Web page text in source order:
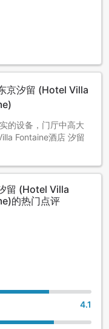
京汐留 (Hotel Villa
的设备，门厅中高大
Fontaine酒店 汐留
留 (Hotel Villa
的热门点评
4.1